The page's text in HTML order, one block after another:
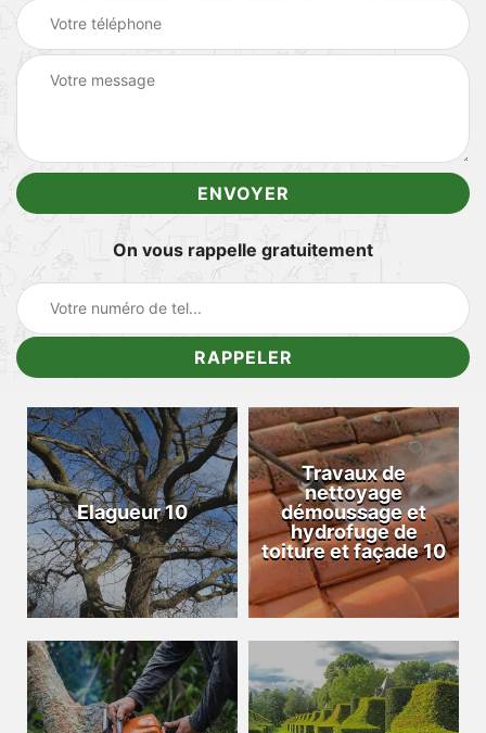
On vous rappelle gratuitement
Elagueur 10
Travaux de
nettoyage
démoussage et
hydrofuge de
toiture et façade 10